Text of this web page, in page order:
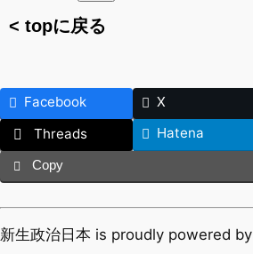
< topに戻る
Facebook X
Threads
Hatena
Copy
新生政治日本 is proudly powered by